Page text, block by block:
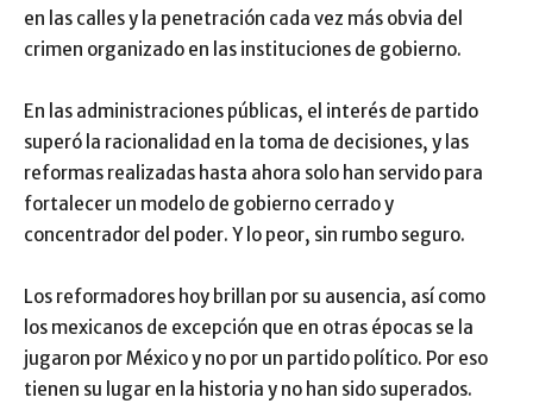
en las calles y la penetración cada vez más obvia del
crimen organizado en las instituciones de gobierno.
En las administraciones públicas, el interés de partido
superó la racionalidad en la toma de decisiones, y las
reformas realizadas hasta ahora solo han servido para
fortalecer un modelo de gobierno cerrado y
concentrador del poder. Y lo peor, sin rumbo seguro.
Los reformadores hoy brillan por su ausencia, así como
los mexicanos de excepción que en otras épocas se la
jugaron por México y no por un partido político. Por eso
tienen su lugar en la historia y no han sido superados.